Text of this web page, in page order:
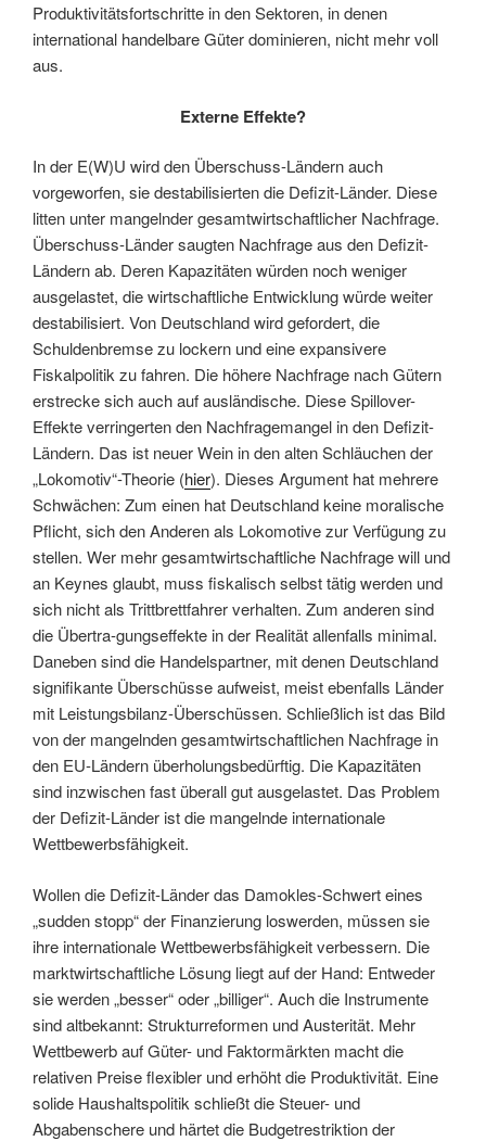
Produktivitätsfortschritte in den Sektoren, in denen
international handelbare Güter dominieren, nicht mehr voll
aus.
Externe Effekte?
In der E(W)U wird den Überschuss-Ländern auch
vorgeworfen, sie destabilisierten die Defizit-Länder. Diese
litten unter mangelnder gesamtwirtschaftlicher Nachfrage.
Überschuss-Länder saugten Nachfrage aus den Defizit-
Ländern ab. Deren Kapazitäten würden noch weniger
ausgelastet, die wirtschaftliche Entwicklung würde weiter
destabilisiert. Von Deutschland wird gefordert, die
Schuldenbremse zu lockern und eine expansivere
Fiskalpolitik zu fahren. Die höhere Nachfrage nach Gütern
erstrecke sich auch auf ausländische. Diese Spillover-
Effekte verringerten den Nachfragemangel in den Defizit-
Ländern. Das ist neuer Wein in den alten Schläuchen der
„Lokomotiv“-Theorie (hier). Dieses Argument hat mehrere
Schwächen: Zum einen hat Deutschland keine moralische
Pflicht, sich den Anderen als Lokomotive zur Verfügung zu
stellen. Wer mehr gesamtwirtschaftliche Nachfrage will und
an Keynes glaubt, muss fiskalisch selbst tätig werden und
sich nicht als Trittbrettfahrer verhalten. Zum anderen sind
die Übertra-gungseffekte in der Realität allenfalls minimal.
Daneben sind die Handelspartner, mit denen Deutschland
signifikante Überschüsse aufweist, meist ebenfalls Länder
mit Leistungsbilanz-Überschüssen. Schließlich ist das Bild
von der mangelnden gesamtwirtschaftlichen Nachfrage in
den EU-Ländern überholungsbedürftig. Die Kapazitäten
sind inzwischen fast überall gut ausgelastet. Das Problem
der Defizit-Länder ist die mangelnde internationale
Wettbewerbsfähigkeit.
Wollen die Defizit-Länder das Damokles-Schwert eines
„sudden stopp“ der Finanzierung loswerden, müssen sie
ihre internationale Wettbewerbsfähigkeit verbessern. Die
marktwirtschaftliche Lösung liegt auf der Hand: Entweder
sie werden „besser“ oder „billiger“. Auch die Instrumente
sind altbekannt: Strukturreformen und Austerität. Mehr
Wettbewerb auf Güter- und Faktormärkten macht die
relativen Preise flexibler und erhöht die Produktivität. Eine
solide Haushaltspolitik schließt die Steuer- und
Abgabenschere und härtet die Budgetrestriktion der